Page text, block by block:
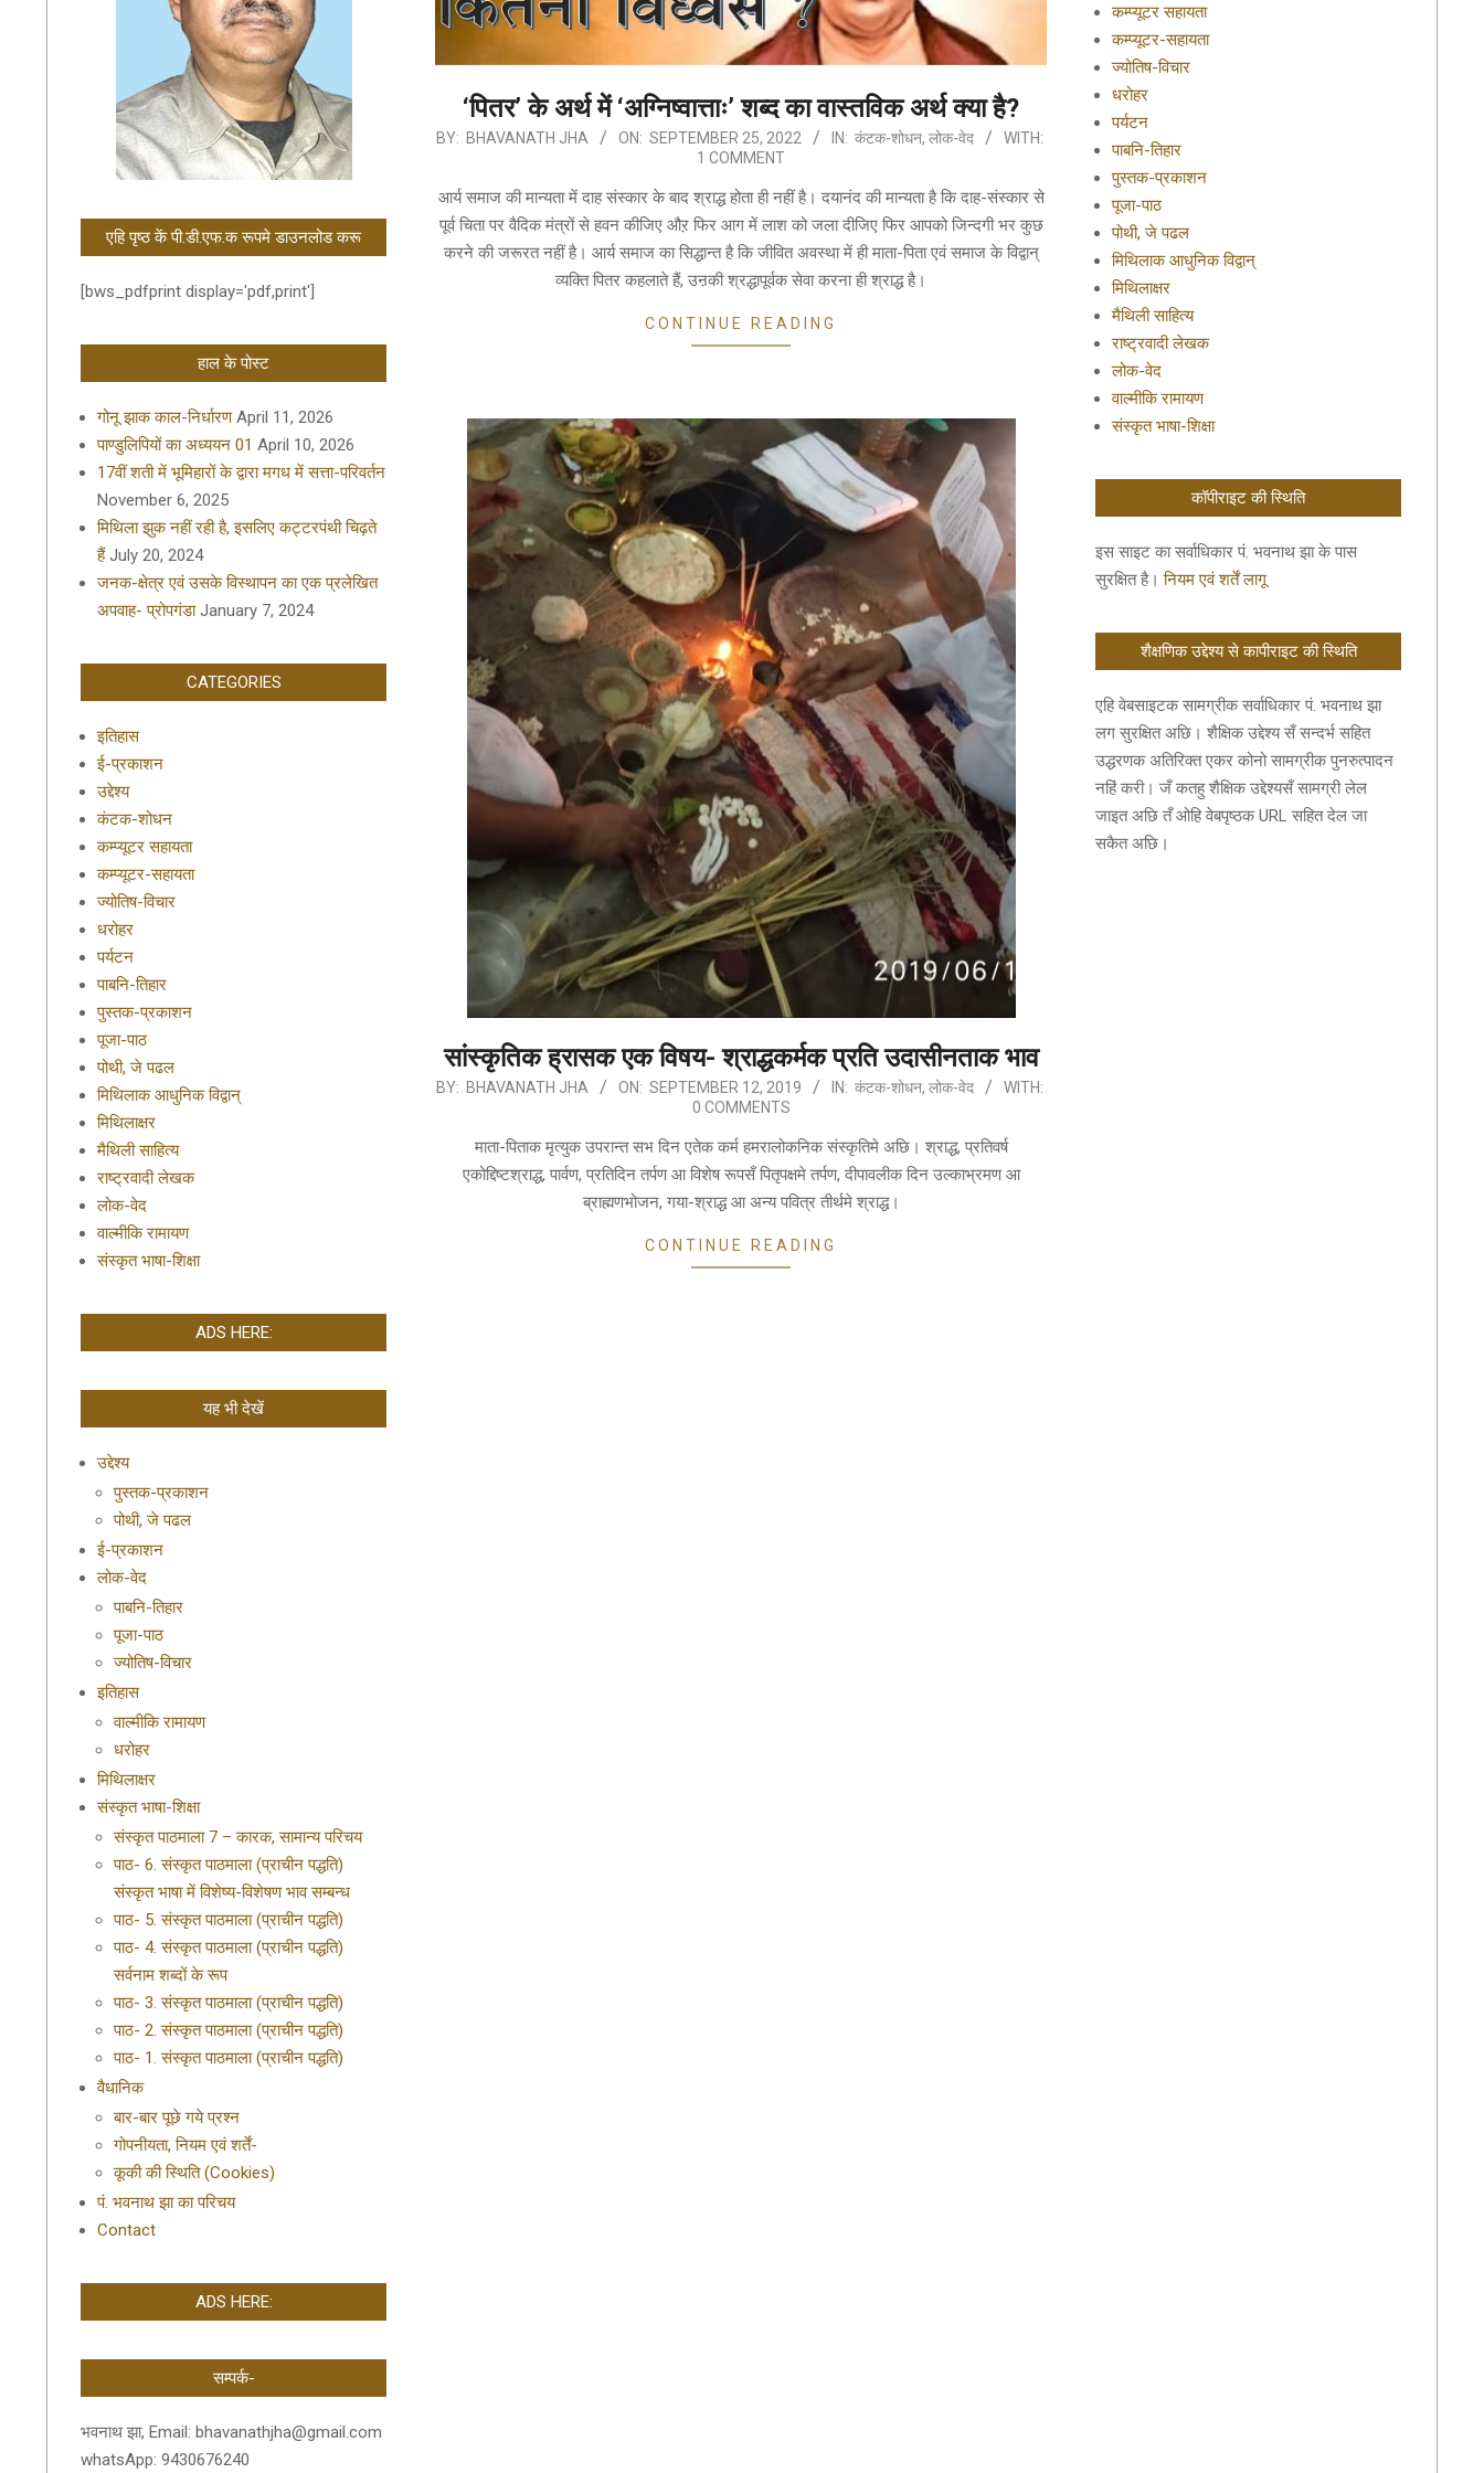
‘पितर’ के अर्थ में ‘अग्निष्वात्ताः’ शब्द का वास्तविक अर्थ क्या है?
2022-
25
BY: BHAVANATH JHA ON: SEPTEMBER 25, 2022 IN: कंटक-शोधन, लोक-वेद
WITH:
1 COMMENT
आर्य समाज की मान्यता में दाह संस्कार के बाद श्राद्ध होता ही नहीं है। दयानंद की मान्यता है कि दाह-संस्कार से
पूर्व चिता पर वैदिक मंत्रों से हवन कीजिए औऱ फिर आग में लाश को जला दीजिए फिर आपको जिन्दगी भर कुछ
करने की जरूरत नहीं है। आर्य समाज का सिद्धान्त है कि जीवित अवस्था में ही माता-पिता एवं समाज के विद्वान्
व्यक्ति पितर कहलाते हैं, उऩकी श्रद्धापूर्वक सेवा करना ही श्राद्ध है।
CONTINUE READING
सांस्कृतिक ह्रासक एक विषय- श्राद्धकर्मक प्रति उदासीनताक भाव
2019-
BY: BHAVANATH JHA ON: SEPTEMBER 12, 2019 IN: कंटक-शोधन, लोक-वेद
WITH:
0 COMMENTS
माता-पिताक मृत्युक उपरान्त सभ दिन एतेक कर्म हमरालोकनिक संस्कृतिमे अछि। श्राद्ध, प्रतिवर्ष
एकोद्दिष्टश्राद्ध, पार्वण, प्रतिदिन तर्पण आ विशेष रूपसँ पितृपक्षमे तर्पण, दीपावलीक दिन उल्काभ्रमण आ
ब्राह्मणभोजन, गया-श्राद्ध आ अन्य पवित्र तीर्थमे श्राद्ध।
CONTINUE READING
एहि पृष्ठ कें पी.डी.एफ.क रूपमे डाउनलोड करू
[bws_pdfprint display='pdf,print']
हाल के पोस्ट
गोनू झाक काल-निर्धारण April 11, 2026
पाण्डुलिपियों का अध्ययन 01 April 10, 2026
17वीं शती में भूमिहारों के द्वारा मगध में सत्ता-परिवर्तन
November 6, 2025
मिथिला झुक नहीं रही है, इसलिए कट्टरपंथी चिढ़ते
हैं July 20, 2024
जनक-क्षेत्र एवं उसके विस्थापन का एक प्रलेखित
अपवाह- प्रोपगंडा January 7, 2024
CATEGORIES
इतिहास
ई-प्रकाशन
उद्देश्य
कंटक-शोधन
कम्प्यूटर सहायता
कम्प्यूटर-सहायता
ज्योतिष-विचार
धरोहर
पर्यटन
पाबनि-तिहार
पुस्तक-प्रकाशन
पूजा-पाठ
पोथी, जे पढल
मिथिलाक आधुनिक विद्वान्
मिथिलाक्षर
मैथिली साहित्य
राष्ट्रवादी लेखक
लोक-वेद
वाल्मीकि रामायण
संस्कृत भाषा-शिक्षा
ADS HERE:
यह भी देखें
उद्देश्य
पुस्तक-प्रकाशन
पोथी, जे पढल
ई-प्रकाशन
लोक-वेद
पाबनि-तिहार
पूजा-पाठ
ज्योतिष-विचार
इतिहास
वाल्मीकि रामायण
धरोहर
मिथिलाक्षर
संस्कृत भाषा-शिक्षा
संस्कृत पाठमाला 7 – कारक, सामान्य परिचय
पाठ- 6. संस्कृत पाठमाला (प्राचीन पद्धति)
संस्कृत भाषा में विशेष्य-विशेषण भाव सम्बन्ध
पाठ- 5. संस्कृत पाठमाला (प्राचीन पद्धति)
पाठ- 4. संस्कृत पाठमाला (प्राचीन पद्धति)
सर्वनाम शब्दों के रूप
पाठ- 3. संस्कृत पाठमाला (प्राचीन पद्धति)
पाठ- 2. संस्कृत पाठमाला (प्राचीन पद्धति)
पाठ- 1. संस्कृत पाठमाला (प्राचीन पद्धति)
वैधानिक
बार-बार पूछे गये प्रश्न
गोपनीयता, नियम एवं शर्तें-
कूकी की स्थिति (Cookies)
पं. भवनाथ झा का परिचय
Contact
ADS HERE:
सम्पर्क-
भवनाथ झा, Email: bhavanathjha@gmail.com
whatsApp: 9430676240
कम्प्यूटर सहायता
कम्प्यूटर-सहायता
ज्योतिष-विचार
धरोहर
पर्यटन
पाबनि-तिहार
पुस्तक-प्रकाशन
पूजा-पाठ
पोथी, जे पढल
मिथिलाक आधुनिक विद्वान्
मिथिलाक्षर
मैथिली साहित्य
राष्ट्रवादी लेखक
लोक-वेद
वाल्मीकि रामायण
संस्कृत भाषा-शिक्षा
कॉपीराइट की स्थिति
इस साइट का सर्वाधिकार पं. भवनाथ झा के पास
सुरक्षित है।नियम एवं शर्तें लागू
शैक्षणिक उद्देश्य से कापीराइट की स्थिति
एहि वेबसाइटक सामग्रीक सर्वाधिकार पं. भवनाथ झा
लग सुरक्षित अछि। शैक्षिक उद्देश्य सँ सन्दर्भ सहित
उद्धरणक अतिरिक्त एकर कोनो सामग्रीक पुनरुत्पादन
नहिं करी। जँ कतहु शैक्षिक उद्देश्यसँ सामग्री लेल
जाइत अछि तँ ओहि वेबपृष्ठक URL सहित देल जा
सकैत अछि।